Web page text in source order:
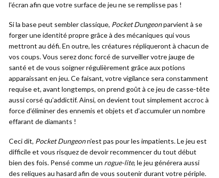
l’écran afin que votre surface de jeu ne se remplisse pas !
Si la base peut sembler classique, Pocket Dungeonparvient à se
forger une identité propre grâce à des mécaniques qui vous
mettront au défi. En outre, les créatures répliqueront à chacun de
vos coups. Vous serez donc forcé de surveiller votre jauge de
santé et de vous soigner régulièrement grâce aux potions
apparaissant en jeu. Ce faisant, votre vigilance sera constamment
requise et, avant longtemps, on prend goût à ce jeu de casse-tête
aussi corsé qu’addictif. Ainsi, on devient tout simplement accroc à
force d’éliminer des ennemis et objets et d’accumuler un nombre
effarant de diamants !
Ceci dit, Pocket Dungeonn’est pas pour les impatients. Le jeu est
difficile et vous risquez de devoir recommencer du tout début
bien des fois. Pensé comme un rogue-lite, le jeu générera aussi
des reliques au hasard afin de vous soutenir durant votre périple.